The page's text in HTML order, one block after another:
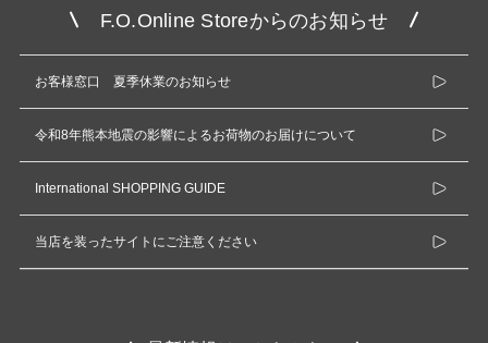
F.O.Online Storeからのお知らせ
お客様窓口 夏季休業のお知らせ
令和8年熊本地震の影響によるお荷物のお届けについて
International SHOPPING GUIDE
当店を装ったサイトにご注意ください